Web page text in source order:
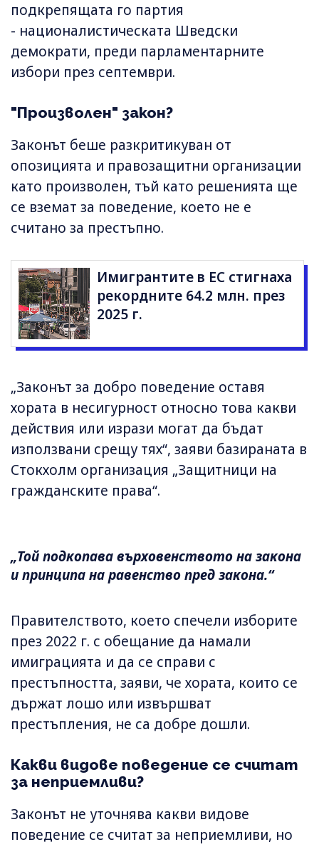
подкрепящата го партия
- националистическата Шведски
демократи, преди парламентарните
избори през септември.
"Произволен" закон?
Законът беше разкритикуван от
опозицията и правозащитни организации
като произволен, тъй като решенията ще
се вземат за поведение, което не е
считано за престъпно.
Имигрантите в ЕС стигнаха
рекордните 64.2 млн. през
2025 г.
„Законът за добро поведение оставя
хората в несигурност относно това какви
действия или изрази могат да бъдат
използвани срещу тях“, заяви базираната в
Стокхолм организация „Защитници на
гражданските права“.
„Той подкопава върховенството на закона
и принципа на равенство пред закона.“
Правителството, което спечели изборите
през 2022 г. с обещание да намали
имиграцията и да се справи с
престъпността, заяви, че хората, които се
държат лошо или извършват
престъпления, не са добре дошли.
Какви видове поведение се считат
за неприемливи?
Законът не уточнява какви видове
поведение се считат за неприемливи, но